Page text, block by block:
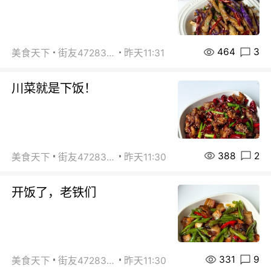
美食天下 街友472838572 昨天11:31 464 3
川菜就是下饭！
美食天下 街友472838572 昨天11:30 388 2
开饭了，老铁们
美食天下 街友472838572 昨天11:30 331 9